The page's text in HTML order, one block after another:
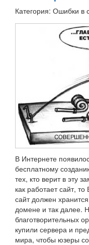
Категория: Ошибки в
В Интернете
бесплатному
тех, кто верит в эту
как работает сайт,
сайт должен
домене и так далее.
благотворительных
купили сервера и
мира, чтобы юзеры